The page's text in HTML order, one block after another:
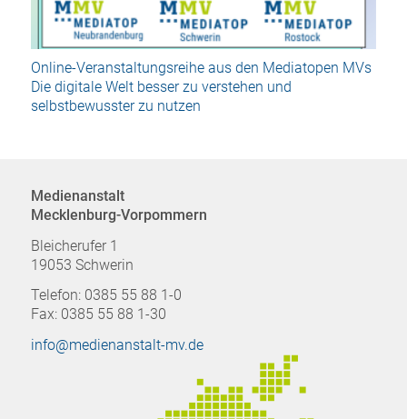
Online-Veranstaltungsreihe aus den Mediatopen MVs
Die digitale Welt besser zu verstehen und
selbstbewusster zu nutzen
Medienanstalt
Mecklenburg-Vorpommern
Bleicherufer 1
19053 Schwerin
Telefon: 0385 55 88 1-0
Fax: 0385 55 88 1-30
info@medienanstalt-mv.de